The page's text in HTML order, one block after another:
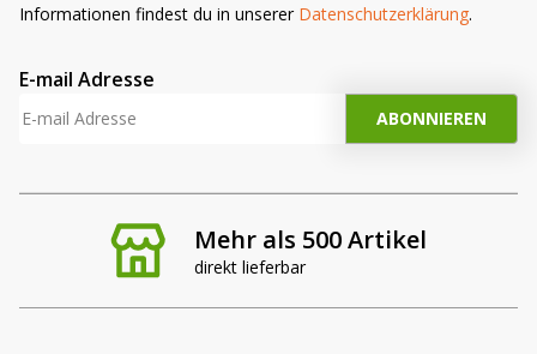
Mehr als 500 Artikel
direkt lieferbar
Informationen findest du in unserer Datenschutzerklärung.
E-mail Adresse